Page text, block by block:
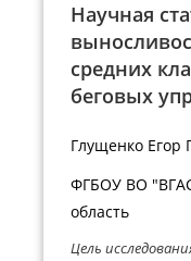
Научная
средних
беговых
Глущенко Егор
ФГБОУ ВО
область
Цель